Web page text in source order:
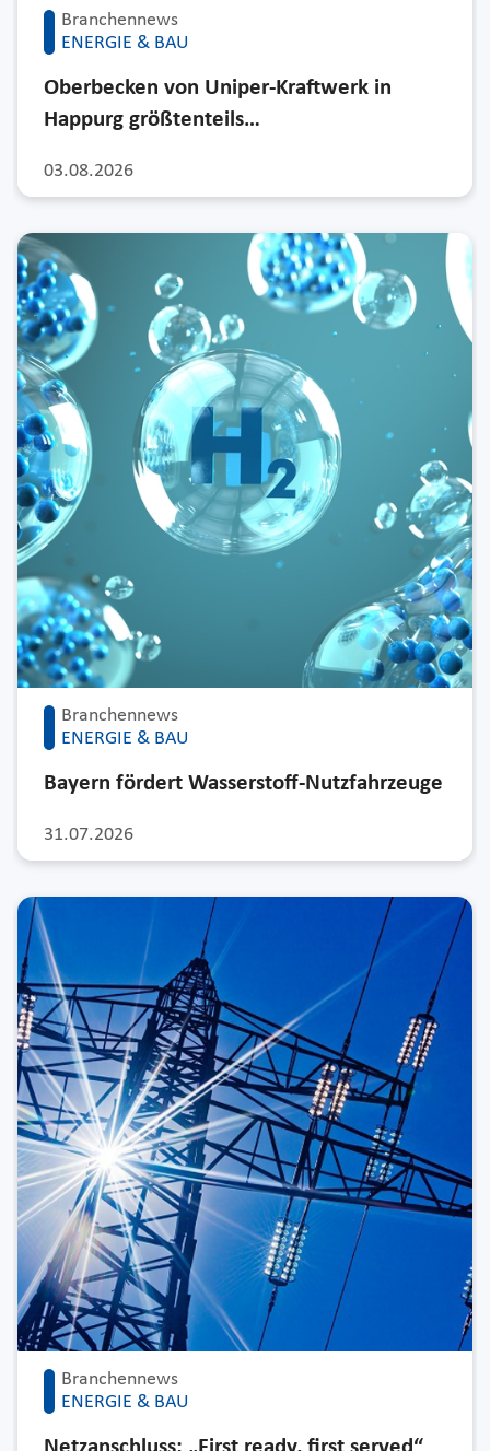
Branchennews
ENERGIE & BAU
03.08.2026
Oberbecken von Uniper-Kraftwerk in
Happurg größtenteils…
Branchennews
ENERGIE & BAU
31.07.2026
Bayern fördert Wasserstoff-Nutzfahrzeuge
Branchennews
ENERGIE & BAU